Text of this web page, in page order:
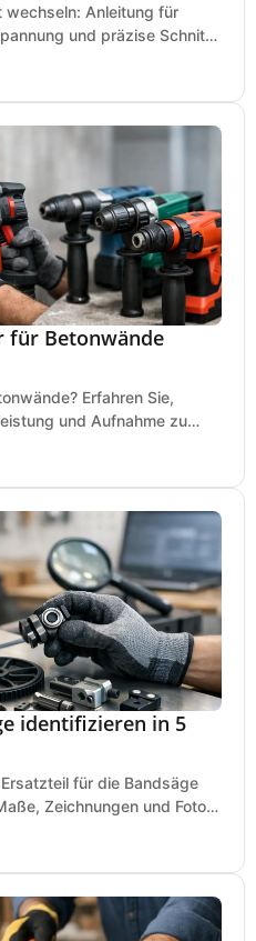
Anleitung für
und präzise Schnitte
für Betonwände
Erfahren Sie,
und Aufnahme zu
identifizieren in 5
für die Bandsäge
Zeichnungen und Fotos